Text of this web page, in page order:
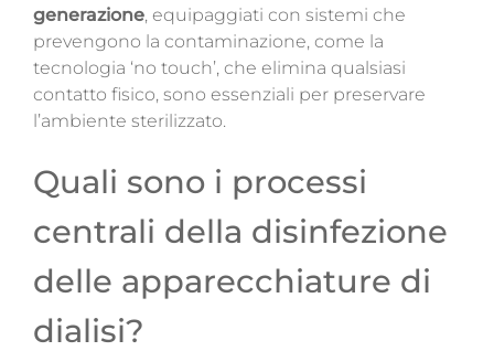
generazione, equipaggiati con sistemi che
prevengono la contaminazione, come la
tecnologia ‘no touch’, che elimina qualsiasi
contatto fisico, sono essenziali per preservare
l’ambiente sterilizzato.
Quali sono i processi
centrali della disinfezione
delle apparecchiature di
dialisi?